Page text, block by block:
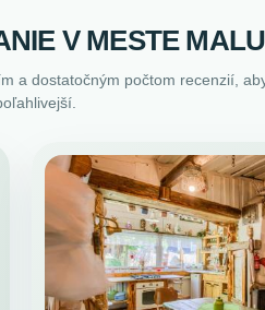
V MESTE
a dostatočným počtom recenzií,